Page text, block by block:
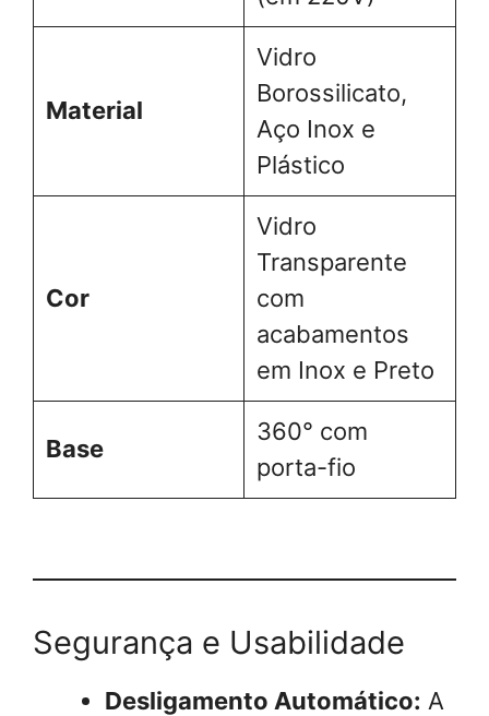
Material
Vidro
Borossilicato,
Aço Inox e
Plástico
Cor
Vidro
Transparente
com
acabamentos
em Inox e Preto
Base
360° com
porta-fio
Segurança e Usabilidade
Desligamento Automático: A